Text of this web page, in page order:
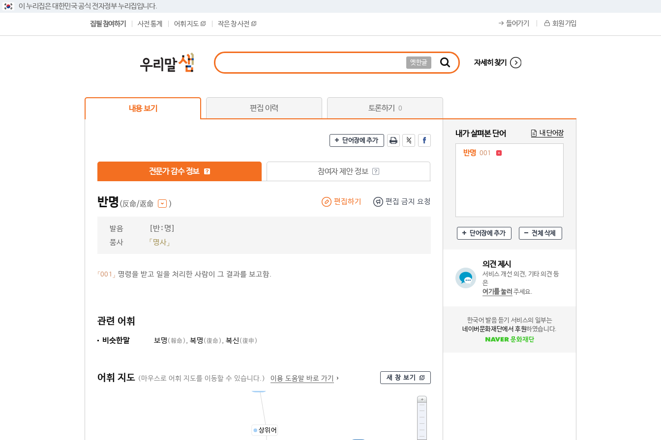
이 누리집은 대한민국 공식 전자정부 누리집입니다.
집필 참여하기 사전 통계 어휘 지도 작은 창 사전 들어가기 회원 가입
옛한글 자세히 찾기
내용 보기 편집 이력 토론하기 0
단어장에 추가
전문가 감수 정보 참여자 제안 정보
반명 (反命/返命 ) 편집하기 편집 금지 요청
발음 [반ː명]
품사 「명사」
「001」 명령을 받고 일을 처리한 사람이 그 결과를 보고함.
관련 어휘
비슷한말 보명 (報命) , 복명 (復命) , 복신 (復申)
어휘 지도 (마우스로 어휘 지도를 이동할 수 있습니다.) 이용 도움말 바로 가기 새 창 보기
상위어
내가 살펴본 단어 내 단어장
반명 001
단어장에 추가 전체 삭제
의견 제시
서비스 개선 의견, 기타 의견 등
은
여기를 눌러 주세요.
한국어 발음 듣기 서비스의 일부는
네이버문화재단에서 후원하였습니다.